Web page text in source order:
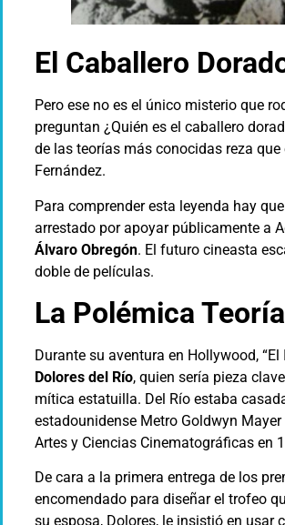
El Caballero
Pero ese no es el único misterio que
preguntan ¿Quién es el caballero
de las teorías más conocidas reza
Fernández.
Para comprender esta leyenda hay
arrestado por apoyar públicamente a
Álvaro Obregón. El futuro cineasta
doble de películas.
La Polémica
Durante su aventura en Hollywood,
Dolores del Río, quien sería pieza
mítica estatuilla. Del Río estaba
estadounidense Metro Goldwyn
Artes y Ciencias Cinematográficas en
De cara a la primera entrega de los
encomendado para diseñar el trofeo
su esposa, Dolores, le insistió en usar